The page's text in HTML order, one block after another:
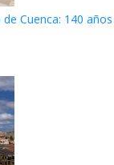
Cuenca: 140